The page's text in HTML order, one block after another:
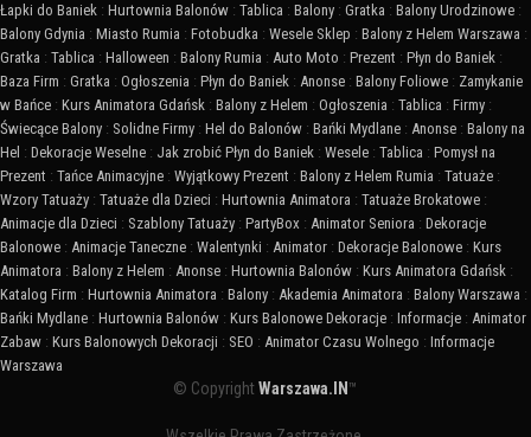
Łapki do Baniek : Hurtownia Balonów : Tablica : Balony : Gratka : Balony Urodzinowe :
Balony Gdynia : Miasto Rumia : Fotobudka : Wesele Sklep : Balony z Helem Warszawa :
Gratka : Tablica : Halloween : Balony Rumia : Auto Moto : Prezent : Płyn do Baniek :
Baza Firm : Gratka : Ogłoszenia : Płyn do Baniek : Anonse : Balony Foliowe : Zamykanie
w Bańce : Kurs Animatora Gdańsk : Balony z Helem : Ogłoszenia : Tablica : Firmy :
Świecące Balony : Solidne Firmy : Hel do Balonów : Bańki Mydlane : Anonse : Balony na
Hel : Dekoracje Weselne : Jak zrobić Płyn do Baniek : Wesele : Tablica : Pomysł na
Prezent : Tańce Animacyjne : Wyjątkowy Prezent : Balony z Helem Rumia : Tatuaże :
Wzory Tatuaży : Tatuaże dla Dzieci : Hurtownia Animatora : Tatuaże Brokatowe :
Animacje dla Dzieci : Szablony Tatuaży : PartyBox : Animator Seniora : Dekoracje
Balonowe : Animacje Taneczne : Walentynki : Animator : Dekoracje Balonowe : Kurs
Animatora : Balony z Helem : Anonse : Hurtownia Balonów : Kurs Animatora Gdańsk :
Katalog Firm : Hurtownia Animatora : Balony : Akademia Animatora : Balony Warszawa :
Bańki Mydlane : Hurtownia Balonów : Kurs Balonowe Dekoracje : Informacje : Animator
Zabaw : Kurs Balonowych Dekoracji : SEO : Animator Czasu Wolnego : Informacje
Warszawa
© CopyrightWarszawa.IN ™